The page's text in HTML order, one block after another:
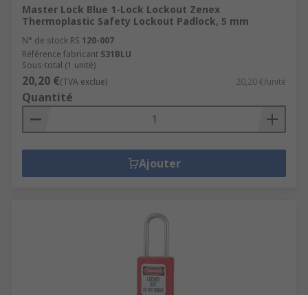
Master Lock Blue 1-Lock Lockout Zenex
Thermoplastic Safety Lockout Padlock, 5 mm
N° de stock RS 120-007
Référence fabricant S31BLU
Sous-total (1 unité)
20,20 €(TVA exclue) 20,20 €/unité
Quantité
Ajouter